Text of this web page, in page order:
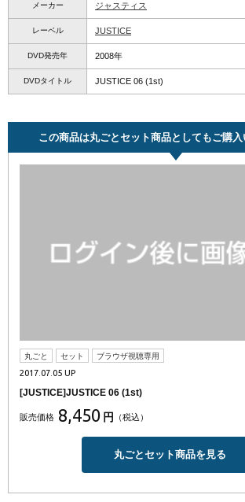
メーカー ジャスティス
レーベル JUSTICE
DVD発売年 2008年
DVDタイトル JUSTICE 06 (1st)
この商品は丸ごとセット商品としてもご購入
丸ごと セット ブラウザ視聴専用
2017.07.05 UP
[JUSTICE]JUSTICE 06 (1st)
販売価格 8,450 円 （税込）
丸ごとセット商品を見る